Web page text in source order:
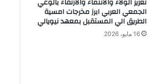
أبو الغيط يدعو السودانيين للوحدة
الجمعي العربي ابرز مخرجات امسية
الطريق الي المستقبل بمعهد نيويالي
16 مايو، 2026